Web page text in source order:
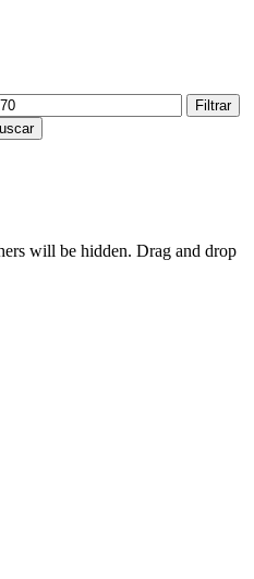
Filtrar
will be hidden. Drag and drop